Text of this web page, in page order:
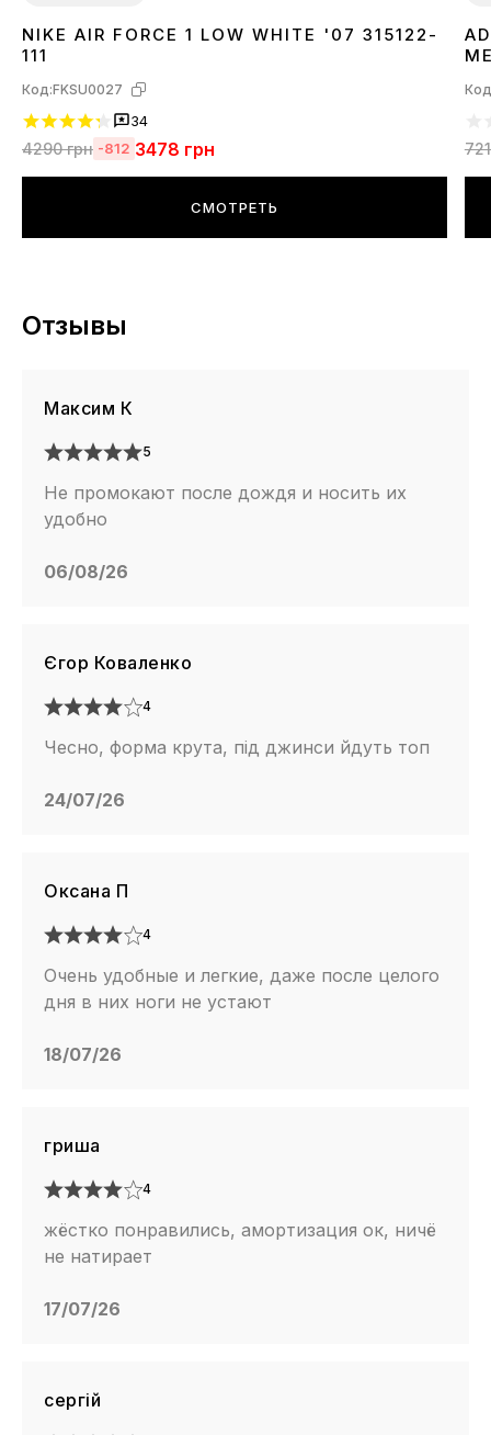
3637 38 39 40414243 444546
NIKE AIR FORCE 1 LOW WHITE '07 315122-
111
Код:FKSU0027
34
4290грн -812 3478 грн
СМОТРЕТЬ
Отзывы
Максим К
5
Не промокают после дождя и носить их
удобно
06/08/26
Єгор Коваленко
4
Чесно, форма крута, під джинси йдуть топ
24/07/26
Оксана П
4
Очень удобные и легкие, даже после целого
дня в них ноги не устают
18/07/26
гриша
4
жёстко понравились, амортизация ок, ничё
не натирает
17/07/26
сергій